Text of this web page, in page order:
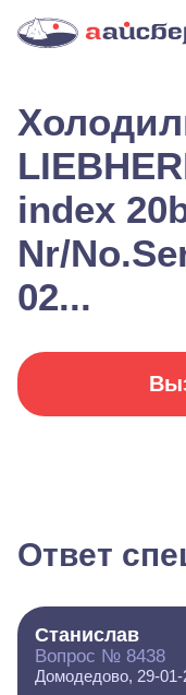
index
Nr/
02...
Ответ
Cтанислав
Вопрос № 8438
Домодедово, 29-01-